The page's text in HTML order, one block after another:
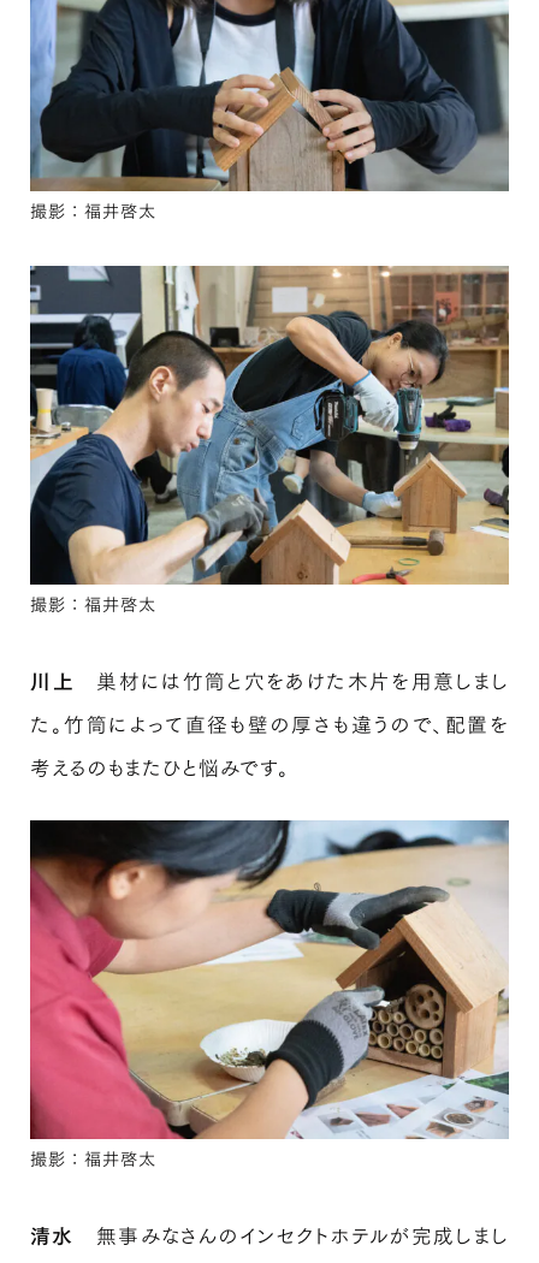
撮影：福井啓太
撮影：福井啓太
川上
巣材には竹筒と穴をあけた木片を用意しまし
た。竹筒によって直径も壁の厚さも違うので、配置を
考えるのもまたひと悩みです。
撮影：福井啓太
清水
無事みなさんのインセクトホテルが完成しまし